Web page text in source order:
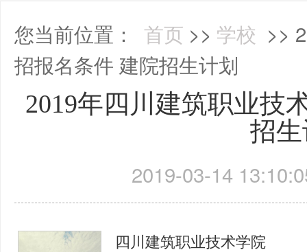
您当前位置： 首页 >> 学校 >>
招报名条件 建院招生计划
2019年四川建筑职业技
招
2019-03-14
四川建筑职业技术学院